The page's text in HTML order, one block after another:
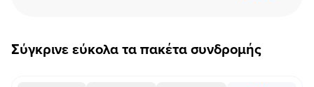
Σύγκρινε εύκολα τα πακέτα συνδρομής